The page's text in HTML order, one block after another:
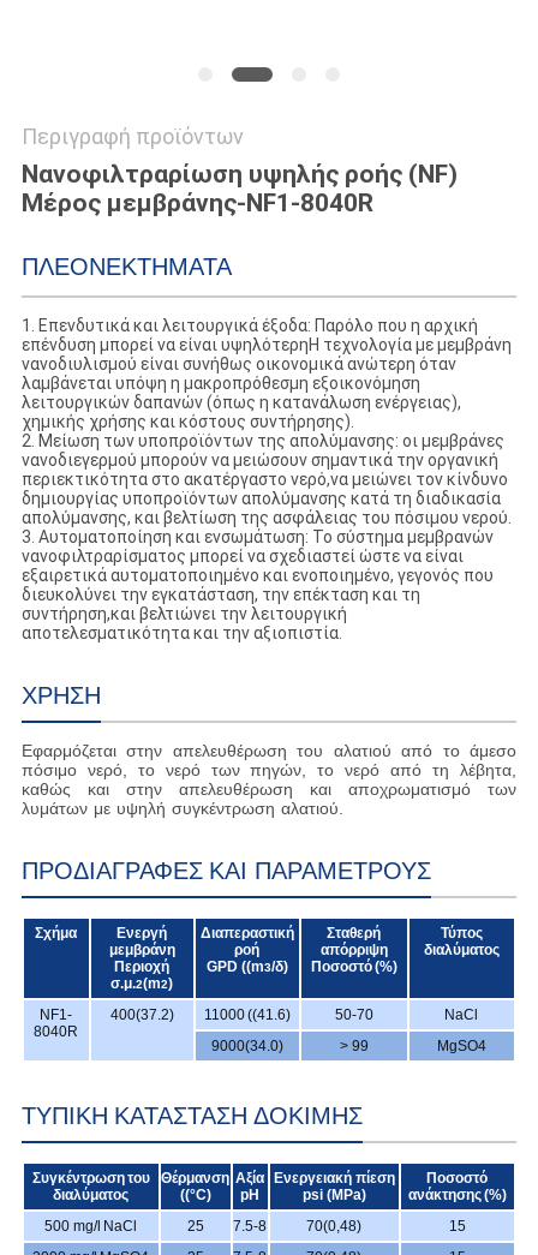
Περιγραφή προϊόντων
Νανοφιλτραρίωση υψηλής ροής (NF)
Μέρος μεμβράνης-NF1-8040R
ΠΛΕΟΝΕΚΤΉΜΑΤΑ
1. Επενδυτικά και λειτουργικά έξοδα: Παρόλο που η αρχική
επένδυση μπορεί να είναι υψηλότερηΗ τεχνολογία με μεμβράνη
νανοδιυλισμού είναι συνήθως οικονομικά ανώτερη όταν
λαμβάνεται υπόψη η μακροπρόθεσμη εξοικονόμηση
λειτουργικών δαπανών (όπως η κατανάλωση ενέργειας),
χημικής χρήσης και κόστους συντήρησης).
2. Μείωση των υποπροϊόντων της απολύμανσης: οι μεμβράνες
νανοδιεγερμού μπορούν να μειώσουν σημαντικά την οργανική
περιεκτικότητα στο ακατέργαστο νερό,να μειώνει τον κίνδυνο
δημιουργίας υποπροϊόντων απολύμανσης κατά τη διαδικασία
απολύμανσης, και βελτίωση της ασφάλειας του πόσιμου νερού.
3. Αυτοματοποίηση και ενσωμάτωση: Το σύστημα μεμβρανών
νανοφιλτραρίσματος μπορεί να σχεδιαστεί ώστε να είναι
εξαιρετικά αυτοματοποιημένο και ενοποιημένο, γεγονός που
διευκολύνει την εγκατάσταση, την επέκταση και τη
συντήρηση,και βελτιώνει την λειτουργική
αποτελεσματικότητα και την αξιοπιστία.
ΧΡΉΣΗ
Εφαρμόζεται στην απελευθέρωση του αλατιού από το άμεσο
πόσιμο νερό, το νερό των πηγών, το νερό από τη λέβητα,
καθώς και στην απελευθέρωση και αποχρωματισμό των
λυμάτων με υψηλή συγκέντρωση αλατιού.
ΠΡΟΔΙΑΓΡΑΦΈΣ ΚΑΙ ΠΑΡΑΜΈΤΡΟΥΣ
Σχήμα
Ενεργή
μεμβράνη
Περιοχή
σ.μ.2(m2)
Διαπεραστική
ροή
GPD ((m3/δ)
Σταθερή
απόρριψη
Ποσοστό (%)
Τύπος
διαλύματος
NF1-
8040R
400(37.2) 11000 ((41.6) 50-70
NaCl
9000(34.0)
> 99 MgSO4
ΤΥΠΙΚΉ ΚΑΤΆΣΤΑΣΗ ΔΟΚΙΜΉΣ
Συγκέντρωση του
διαλύματος
Θέρμανση
((°C)
Αξία
pH
Ενεργειακή πίεση
psi (MPa)
Ποσοστό
ανάκτησης (%)
500 mg/l NaCl
25 7.5-8 70(0,48)
15